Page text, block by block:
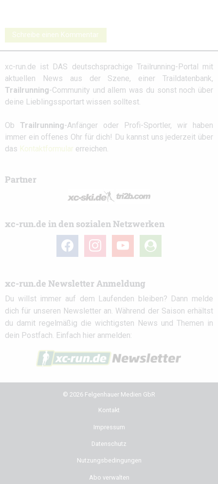
Schreibe einen Kommentar
xc-run.de ist DAS deutschsprachige Trailrunning-Portal mit
aktuellen News aus der Szene, einer Traildatenbank,
Trailrunning-Community und allem was du sonst noch über
deine Lieblingssportart wissen solltest.
Ob Trailrunning-Anfänger oder Profi-Sportler, wir haben
immer ein offenes Ohr für dich! Du kannst uns jederzeit über
das Kontaktformular erreichen.
Partner
xc-run.de in den sozialen Netzwerken
facebook instagramyoutube
user-
circle
xc-run.de Newsletter Anmeldung
Du willst immer auf dem Laufenden bleiben? Dann melde
dich für unseren Newsletter an. Während der Saison erhältst
du damit regelmäßig die wichtigsten News und Themen in
dein Postfach. Einfach hier anmelden:
© 2026 Felgenhauer Medien GbR
Kontakt
Impressum
Datenschutz
Nutzungsbedingungen
Abo verwalten